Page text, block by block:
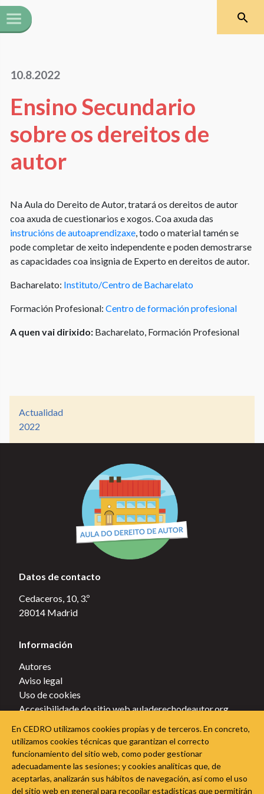
Actualidad
2022
10.8.2022
Ensino Secundario
sobre os dereitos de
autor
Na Aula do Dereito de Autor, tratará os dereitos de autor
coa axuda de cuestionarios e xogos. Coa axuda das
instrucións deautoaprendizaxe , todo o material tamén se
pode completar de xeito independente e poden demostrarse
as capacidades coa insignia de Experto en dereitos de autor.
Bacharelato: Instituto/Centro de Bacharelato
Formación Profesional: Centro de formación profesional
A quen vai dirixido: Bacharelato, Formación Profesional
Datos de contacto
Cedaceros, 10, 3.º
28014 Madrid
Información
Autores
Aviso legal
Uso de cookies
Accesibilidade do sitio web auladerechodeautor.org
Política de cookies
Sigue a Aula do Dereito de Autor nas redes sociais
En CEDRO utilizamos cookies propias y de terceros. En concreto,
utilizamos cookies técnicas que garantizan el correcto
funcionamiento del sitio web, como poder gestionar
adecuadamente las sesiones; y cookies analíticas que, de
aceptarlas, analizarán sus hábitos de navegación, así como el uso
del sitio web en general para recopilar estadísticas que permitirán